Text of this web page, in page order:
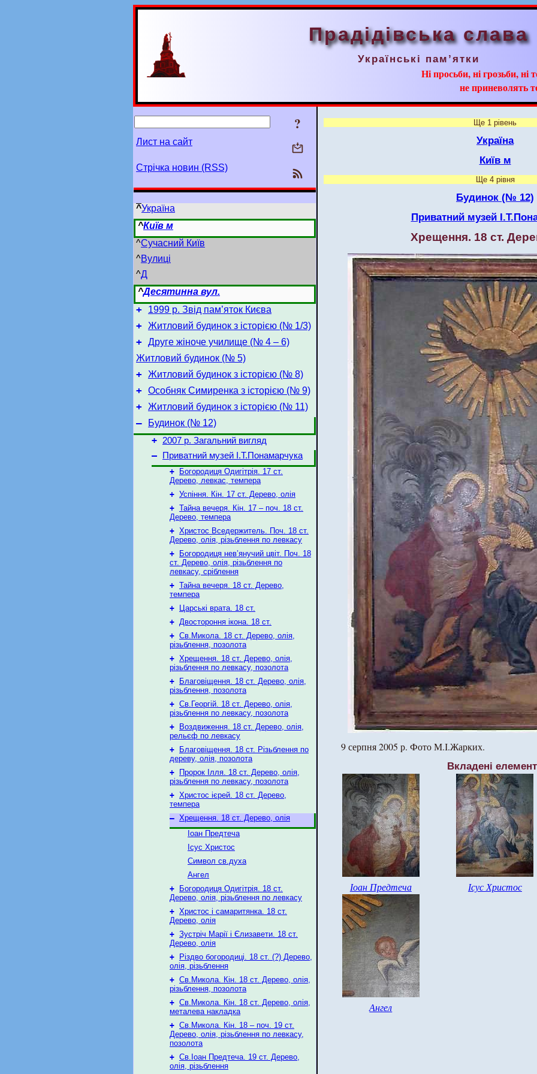
Прадідівська слава
Українські пам’ятки
Ні просьби, ні грозьби, ні
не приневолять
?
Лист на сайт
Стрічка новин (RSS)
^Україна
^Київ м
^Сучасний Київ
^Вулиці
^Д
^Десятинна вул.
+ 1999 р. Звід пам’яток Києва
+ Житловий будинок з історією (№ 1/3)
+ Друге жіноче училище (№ 4 – 6)
Житловий будинок (№ 5)
+ Житловий будинок з історією (№ 8)
+ Особняк Симиренка з історією (№ 9)
+ Житловий будинок з історією (№ 11)
–
Будинок (№ 12)
+
2007 р. Загальний вигляд
– Приватний музей І.Т.Понамарчука
+
Богородиця Одигітрія. 17 ст.
Дерево, левкас, темпера
+ Успіння. Кін. 17 ст. Дерево, олія
+ Тайна вечеря. Кін. 17 – поч. 18 ст.
Дерево, темпера
+ Христос Вседержитель. Поч. 18 ст.
Дерево, олія, різьблення по левкасу
+
Богородиця нев’янучий цвіт. Поч. 18
ст. Дерево, олія, різьблення по
левкасу, сріблення
+ Тайна вечеря. 18 ст. Дерево,
темпера
+
Царські врата. 18 ст.
+ Двостороння ікона. 18 ст.
+ Св.Микола. 18 ст. Дерево, олія,
різьблення, позолота
+ Хрещення. 18 ст. Дерево, олія,
різьблення по левкасу, позолота
+
Благовіщення. 18 ст. Дерево, олія,
різьблення, позолота
+ Св.Георгій. 18 ст. Дерево, олія,
різьблення по левкасу, позолота
+
Воздвиження. 18 ст. Дерево, олія,
рельєф по левкасу
+
Благовіщення. 18 ст. Різьблення по
дереву, олія, позолота
+
Пророк Ілля. 18 ст. Дерево, олія,
різьблення по левкасу, позолота
+ Христос ієрей. 18 ст. Дерево,
темпера
– Хрещення. 18 ст. Дерево, олія
Іоан Предтеча
Ісус Христос
Символ св.духа
Ангел
+
Богородиця Одигітрія. 18 ст.
Дерево, олія, різьблення по левкасу
+ Христос і самаритянка. 18 ст.
Дерево, олія
+ Зустріч Марії і Єлизавети. 18 ст.
Дерево, олія
+
Різдво богородиці. 18 ст. (?) Дерево,
олія, різьблення
+ Св.Микола. Кін. 18 ст. Дерево, олія,
різьблення, позолота
+ Св.Микола. Кін. 18 ст. Дерево, олія,
металева накладка
+ Св.Микола. Кін. 18 – поч. 19 ст.
Дерево, олія, різьблення по левкасу,
позолота
+ Св.Іоан Предтеча. 19 ст. Дерево,
олія, різьблення
Ще 1 рівень
Україна
Київ м
Ще 4 рівня
Будинок (№ 12)
Приватний музей
Хрещення. 18 ст.
9 серпня 2005 р. Фото М.І.Жарких.
Вкладені
Іоан Предтеча Ісус Христос
Ангел